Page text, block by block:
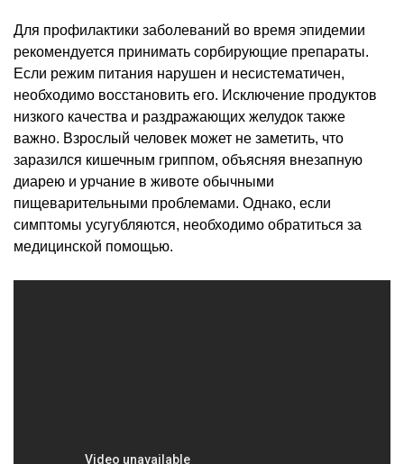
Для профилактики заболеваний во время эпидемии
рекомендуется принимать сорбирующие препараты.
Если режим питания нарушен и несистематичен,
необходимо восстановить его. Исключение продуктов
низкого качества и раздражающих желудок также
важно. Взрослый человек может не заметить, что
заразился кишечным гриппом, объясняя внезапную
диарею и урчание в животе обычными
пищеварительными проблемами. Однако, если
симптомы усугубляются, необходимо обратиться за
медицинской помощью.